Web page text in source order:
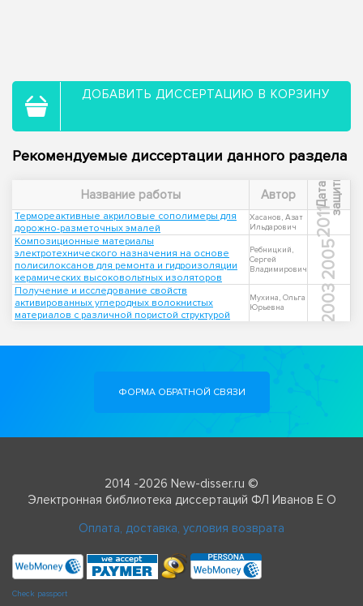
ДОБАВИТЬ ДИССЕРТАЦИЮ В КОРЗИНУ
Рекомендуемые диссертации данного раздела
Название работы Автор Д
а
т
а
з
а
щ
и
ты
Термореактивные акриловые сополимеры для
дорожно-разметочных эмалей
Хасанов, Азат
Ильдарович
2011
Композиционные материалы
электротехнического назначения на основе
полисилоксанов для ремонта и гидроизоляции
керамических высоковольтных изоляторов
Ребницкий,
Сергей
Владимирович
2005
Получение и исследование свойств
активированных углеродных волокнистых
материалов с различной пористой структурой
Мухина, Ольга
Юрьевна
2003
ФОРМА ОБРАТНОЙ СВЯЗИ
2014 -2026 New-disser.ru ©
Электронная библиотека диссертаций ФЛ Иванов Е О
Оплата, доставка, условия возврата
Check passport